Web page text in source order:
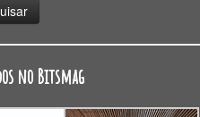
no Bitsmag